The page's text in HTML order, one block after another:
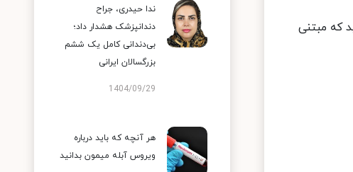
که مبتنی
ندا حیدری، جراح
دندانپزشک هشدار داد؛
بی‌دندانی کامل یک ششم
بزرگسالان ایرانی
1404/09/29
هر آنچه که باید درباره
ویروس آبله میمون بدانید